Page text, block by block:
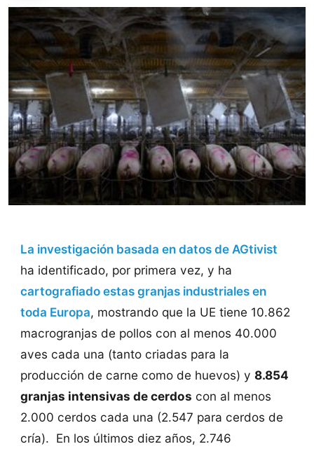
La investigación basada en datos de AGtivist
ha identificado, por primera vez, y ha
cartografiado estas granjas industriales en
toda Europa, mostrando que la UE tiene 10.862
macrogranjas de pollos con al menos 40.000
aves cada una (tanto criadas para la
producción de carne como de huevos) y 8.854
granjas intensivas de cerdos con al menos
2.000 cerdos cada una (2.547 para cerdos de
cría). En los últimos diez años, 2.746